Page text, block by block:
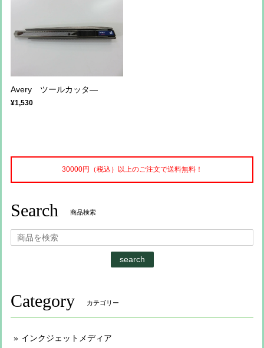
Avery ツールカッタ―
¥1,530
30000円（税込）以上のご注文で送料無料！
Search 商品検索
search
Category カテゴリー
インクジェットメディア